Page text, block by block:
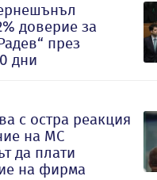
доверие за
през
дни
с остра реакция
на МС
да плати
на фирма